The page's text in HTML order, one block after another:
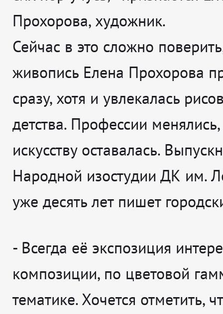
Прохорова, художник.
Сейчас в это сложно
живопись Елена Прохорова
сразу, хотя и увлекалась
детства. Профессии менялись,
искусству оставалась.
Народной изостудии ДК им.
уже десять лет пишет
- Всегда её экспозиция
композиции, по цветовой
тематике. Хочется отметить,